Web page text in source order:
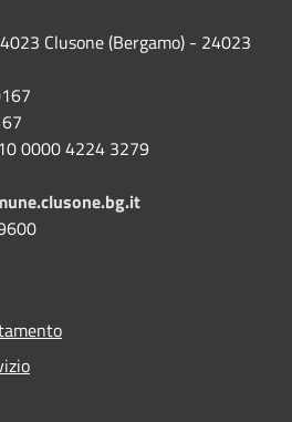
Clusone (Bergamo) - 24023
0000 4224 3279